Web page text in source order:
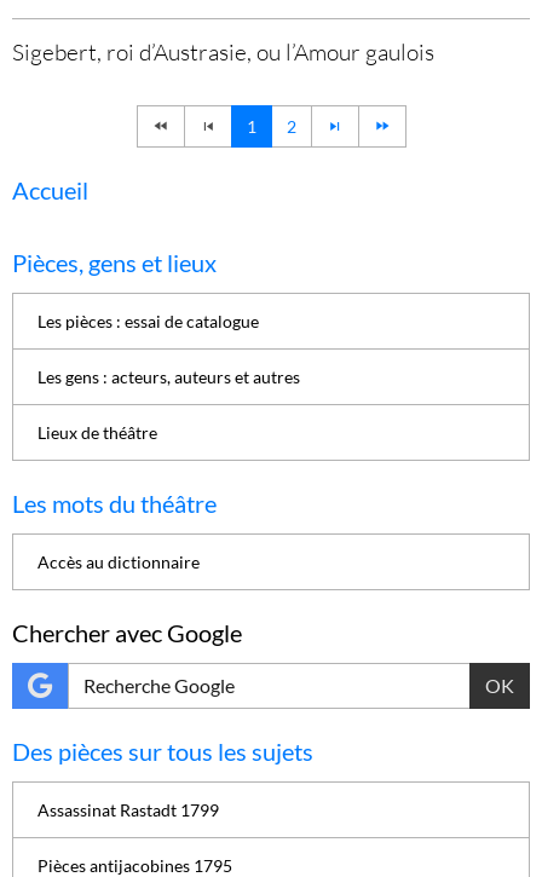
Sigebert, roi d’Austrasie, ou l’Amour gaulois
1 2
Accueil
Pièces, gens et lieux
Les pièces : essai de catalogue
Les gens : acteurs, auteurs et autres
Lieux de théâtre
Les mots du théâtre
Accès au dictionnaire
Chercher avec Google
OK
Des pièces sur tous les sujets
Assassinat Rastadt 1799
Pièces antijacobines 1795